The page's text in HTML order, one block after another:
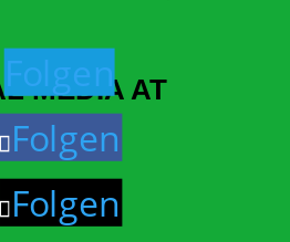
MEDIA AT
Folgen
Folgen
Folgen